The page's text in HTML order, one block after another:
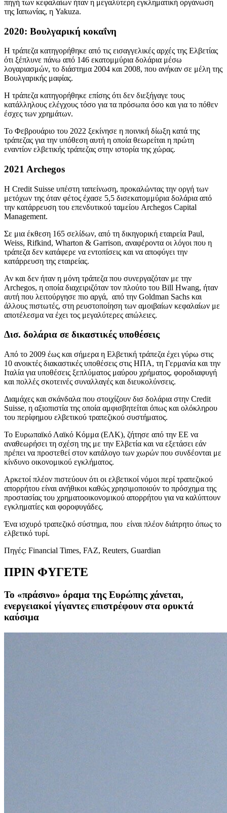
πηγή των κεφαλαίων ήταν η μεγαλύτερη εγκληματική οργάνωση
της Ιαπωνίας, η Yakuza.
2020: Βουλγαρική κοκαΐνη
Η τράπεζα κατηγορήθηκε από τις εισαγγελικές αρχές της Ελβετίας
ότι ξέπλυνε πάνω από 146 εκατομμύρια δολάρια μέσω
λογαριασμών, το διάστημα 2004 και 2008, που ανήκαν σε μέλη της
Βουλγαρικής μαφίας.
Η τράπεζα κατηγορήθηκε επίσης ότι δεν διεξήγαγε τους
κατάλληλους ελέγχους τόσο για τα πρόσωπα όσο και για το πόθεν
έσχες των χρημάτων.
Το Φεβρουάριο του 2022 ξεκίνησε η ποινική δίωξη κατά της
τράπεζας για την υπόθεση αυτή η οποία θεωρείται η πρώτη
εναντίον ελβετικής τράπεζας στην ιστορία της χώρας.
2021 Archegos
Η Credit Suisse υπέστη ταπείνωση, προκαλώντας την οργή των
μετόχων της όταν φέτος έχασε 5,5 δισεκατομμύρια δολάρια από
την κατάρρευση του επενδυτικού ταμείου Archegos Capital
Management.
Σε μια έκθεση 165 σελίδων, από τη δικηγορική εταιρεία Paul,
Weiss, Rifkind, Wharton & Garrison, αναφέροντα οι λόγοι που η
τράπεζα δεν κατάφερε να εντοπίσεις και να αποφύγει την
κατάρρευση της εταιρείας.
Αν και δεν ήταν η μόνη τράπεζα που συνεργαζόταν με την
Archegos, η οποία διαχειριζόταν τον πλούτο του Bill Hwang, ήταν
αυτή που λειτούργησε πιο αργά, από την Goldman Sachs και
άλλους πιστωτές, στη ρευστοποίηση των αμοιβαίων κεφαλαίων με
αποτέλεσμα να έχει τος μεγαλύτερες απώλειες.
Δισ. δολάρια σε δικαστικές υποθέσεις
Από το 2009 έως και σήμερα η Ελβετική τράπεζα έχει γύρω στις
10 ανοικτές διακαστικές υποθέσεις στις ΗΠΑ, τη Γερμανία και την
Ιταλία για υποθέσεις ξεπλύματος μαύρου χρήματος, φοροδιαφυγή
και πολλές σκοτεινές συναλλαγές και διευκολύνσεις.
Διαμάχες και σκάνδαλα που στοιχίζουν δισ δολάρια στην Credit
Suisse, η αξιοπιστία της οποία αμφισβητείται όπως και ολόκληρου
του περίφημου ελβετικού τραπεζικού συστήματος.
Το Ευρωπαϊκό Λαϊκό Κόμμα (ΕΛΚ), ζήτησε από την ΕΕ να
αναθεωρήσει τη σχέση της με την Ελβετία και να εξετάσει εάν
πρέπει να προστεθεί στον κατάλογο των χωρών που συνδέονται με
κίνδυνο οικονομικού εγκλήματος.
Αρκετοί πλέον πιστεύουν ότι οι ελβετικοί νόμοι περί τραπεζικού
απορρήτου είναι ανήθικοι καθώς χρησιμοποιούν το πρόσχημα της
προστασίας του χρηματοοικονομικού απορρήτου για να καλύπτουν
εγκληματίες και φοροφυγάδες.
Ένα ισχυρό τραπεζικό σύστημα, που είναι πλέον διάτρητο όπως το
ελβετικό τυρί.
Πηγές: Financial Times, FAZ, Reuters, Guardian
ΠΡΙΝ ΦΥΓΕΤΕ
Το «πράσινο» όραμα της Ευρώπης χάνεται,
ενεργειακοί γίγαντες επιστρέφουν στα ορυκτά
καύσιμα